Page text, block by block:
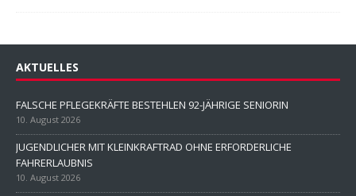
AKTUELLES
FALSCHE PFLEGEKRÄFTE BESTEHLEN 92-JÄHRIGE SENIORIN
10. August 2026
JUGENDLICHER MIT KLEINKRAFTRAD OHNE ERFORDERLICHE
FAHRERLAUBNIS
10. August 2026